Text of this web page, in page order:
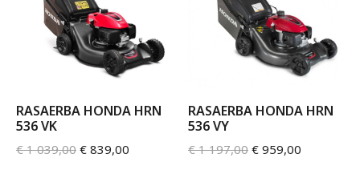
RASAERBA HONDA HRN
536 VK
€1 039,00 € 839,00
RASAERBA HONDA HRN
536 VY
€1 197,00 € 959,00